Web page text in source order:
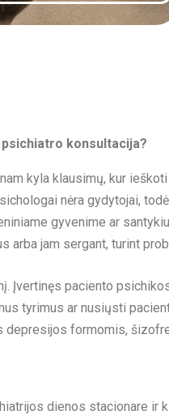
konsultacija?
kyla klausimų, kur
nėra gydytojai,
gyvenime ar
arba jam sergant, turint
Įvertinęs paciento
tyrimus ar nusiųsti
formomis,
dienos stacionare